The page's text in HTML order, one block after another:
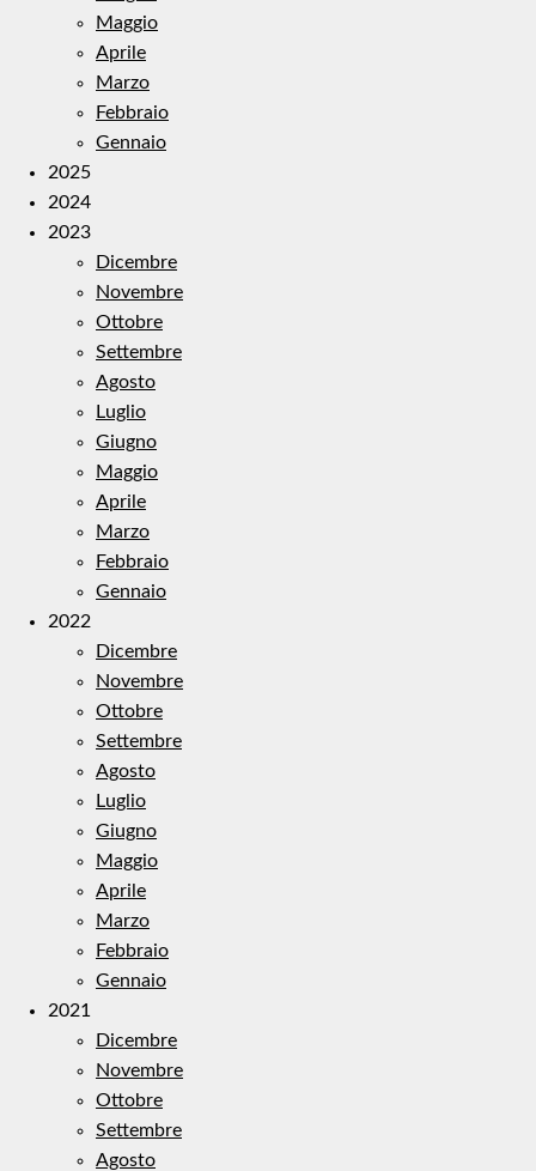
Maggio
Aprile
Marzo
Febbraio
Gennaio
2025
2024
2023
Dicembre
Novembre
Ottobre
Settembre
Agosto
Luglio
Giugno
Maggio
Aprile
Marzo
Febbraio
Gennaio
2022
Dicembre
Novembre
Ottobre
Settembre
Agosto
Luglio
Giugno
Maggio
Aprile
Marzo
Febbraio
Gennaio
2021
Dicembre
Novembre
Ottobre
Settembre
Agosto